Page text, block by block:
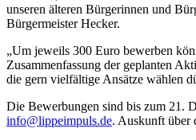
unseren älteren Bürgerinnen und
Bürgermeister Hecker.
„Um jeweils 300 Euro bewerben
Zusammenfassung der geplanten
die gern vielfältige Ansätze wählen
Die Bewerbungen sind bis zum 21.
info@lippeimpuls.de. Auskunft über